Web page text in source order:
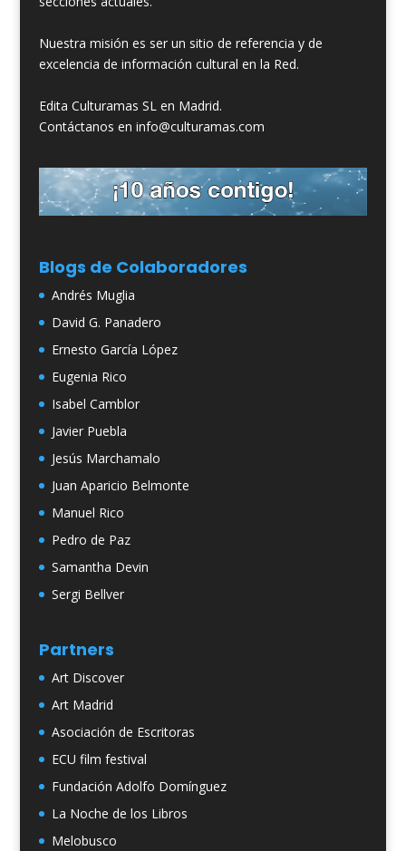
Nuestra misión es ser un sitio de referencia y de
excelencia de información cultural en la Red.
Edita Culturamas SL en Madrid.
Contáctanos en info@culturamas.com
Blogs de Colaboradores
Andrés Muglia
David G. Panadero
Ernesto García López
Eugenia Rico
Isabel Camblor
Javier Puebla
Jesús Marchamalo
Juan Aparicio Belmonte
Manuel Rico
Pedro de Paz
Samantha Devin
Sergi Bellver
Partners
Art Discover
Art Madrid
Asociación de Escritoras
ECU film festival
Fundación Adolfo Domínguez
La Noche de los Libros
Melobusco